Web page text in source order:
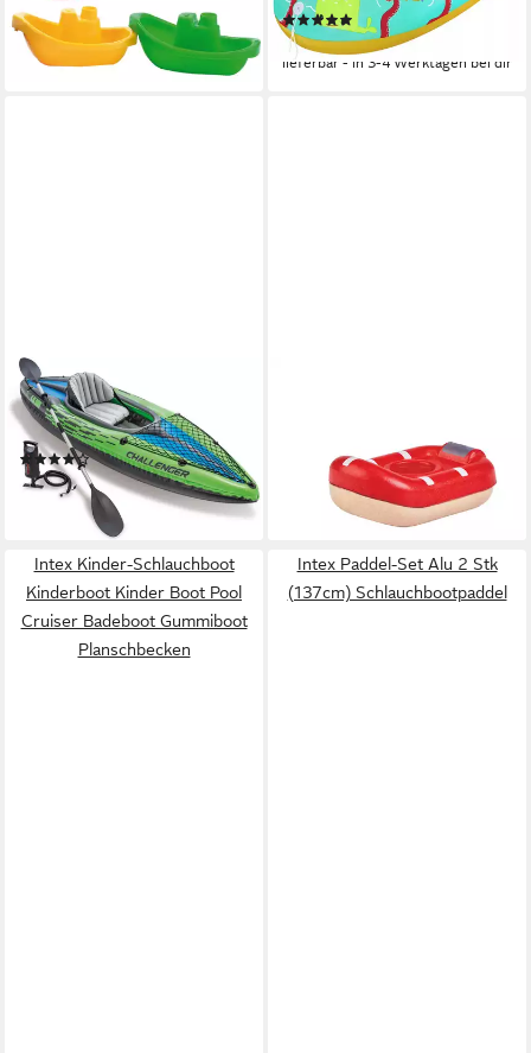
3,50 €
leider ausverkauft
(2)
ab 14,48 €
lieferbar - in 3-4 Werktagen bei dir
INTEX
Einerkajak Challenger K1
Kayak Set, (Set, 3-St)
(15)
105,99 €
leider ausverkauft
16,95 €
lieferbar - in 2-3 Werktagen bei dir
Intex Kinder-Schlauchboot
Kinderboot Kinder Boot Pool
Cruiser Badeboot Gummiboot
Planschbecken
Intex Paddel-Set Alu 2 Stk
(137cm) Schlauchbootpaddel